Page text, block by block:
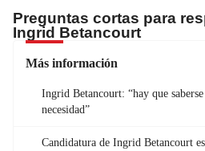
Preguntas cortas para
Ingrid Betancourt
Más información
Ingrid Betancourt: “hay que
necesidad”
Candidatura de Ingrid Betancourt